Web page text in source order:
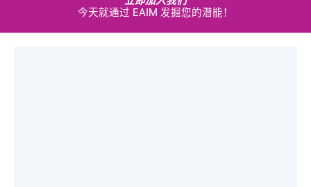
今天就通过 EAIM 发掘您的潜能！